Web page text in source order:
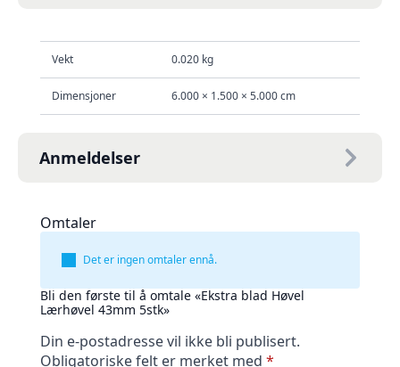
Vekt 0.020 kg
Dimensjoner 6.000 × 1.500 × 5.000 cm
Anmeldelser
Omtaler
Det er ingen omtaler ennå.
Bli den første til å omtale «Ekstra blad Høvel
Lærhøvel 43mm 5stk»
Din e-postadresse vil ikke bli publisert.
Obligatoriske felt er merket med *